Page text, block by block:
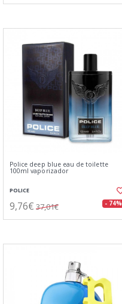
Police deep blue eau de toilette
100ml vaporizador
POLICE
9,76€ 37,01€ - 74%